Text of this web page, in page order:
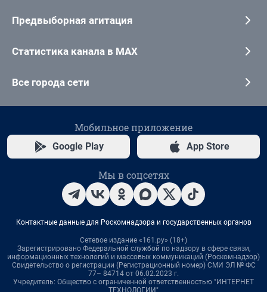
Предвыборная агитация
Статистика канала в MAX
Все города сети
Мобильное приложение
Google Play App Store
Мы в соцсетях
Контактные данные для Роскомнадзора и государственных органов
Сетевое издание «161.ру» (18+)
Зарегистрировано Федеральной службой по надзору в сфере связи,
информационных технологий и массовых коммуникаций (Роскомнадзор)
Свидетельство о регистрации (Регистрационный номер) СМИ ЭЛ № ФС
77– 84714 от 06.02.2023 г.
Учредитель: Общество с ограниченной ответственностью "ИНТЕРНЕТ
ТЕХНОЛОГИИ"